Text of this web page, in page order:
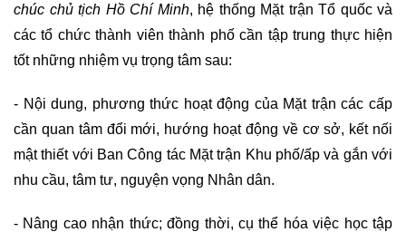
chúc chủ tịch Hồ Chí Minh, hệ thống Mặt trận Tổ quốc và
các tổ chức thành viên thành phố cần tập trung thực hiện
tốt những nhiệm vụ trọng tâm sau:
- Nội dung, phương thức hoạt động của Mặt trận các cấp
cần quan tâm đổi mới, hướng hoạt động về cơ sở, kết nối
mật thiết với Ban Công tác Mặt trận Khu phố/ấp và gắn với
nhu cầu, tâm tư, nguyện vọng Nhân dân.
- Nâng cao nhận thức; đồng thời, cụ thể hóa việc học tập